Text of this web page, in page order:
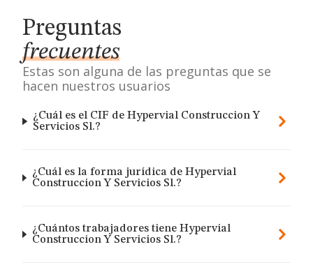
Preguntas
frecuentes
Estas son alguna de las preguntas que se
hacen nuestros usuarios
¿Cuál es el CIF de Hypervial Construccion Y
Servicios Sl.?
¿Cuál es la forma jurídica de Hypervial
Construccion Y Servicios Sl.?
¿Cuántos trabajadores tiene Hypervial
Construccion Y Servicios Sl.?